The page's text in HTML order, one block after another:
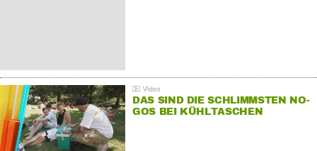
DAS SIND DIE SCHLIMMSTEN NO-
GOS BEI KÜHLTASCHEN